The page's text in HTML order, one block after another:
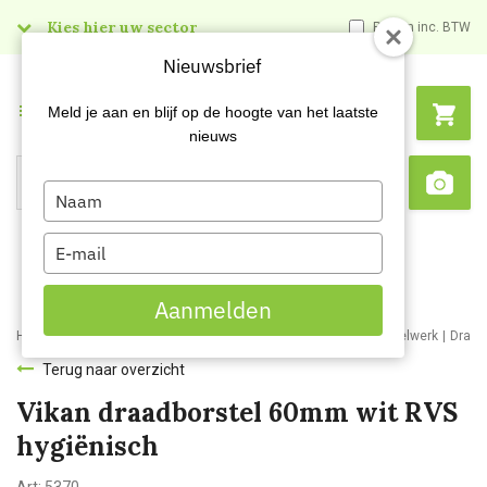
Kies hier uw sector Prijzen inc. BTW
Search
Menu
Home Webshop Schoonmaakartikelen Bezemwerk en borstelwerk
Terug naar overzicht
Vikan draadborstel 60mm wit RVS
hygiënisch
Nieuwsbrief
Meld je aan en blijf op de hoogte van het laatste
nieuws
Type
your
name
Type
your
email
Aanmelden